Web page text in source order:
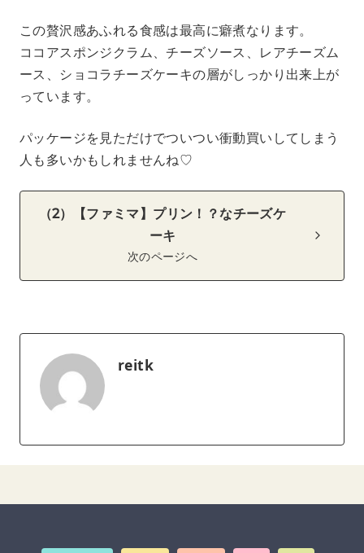
この贅沢感あふれる食感は最高に癖煮なります。
ココアスポンジクラム、チーズソース、レアチーズム
ース、ショコラチーズケーキの層がしっかり出来上が
っています。
パッケージを見ただけでついつい衝動買いしてしまう
人も多いかもしれませんね♡
（2）【ファミマ】プリン！？なチーズケ
ーキ
次のページへ
reitk